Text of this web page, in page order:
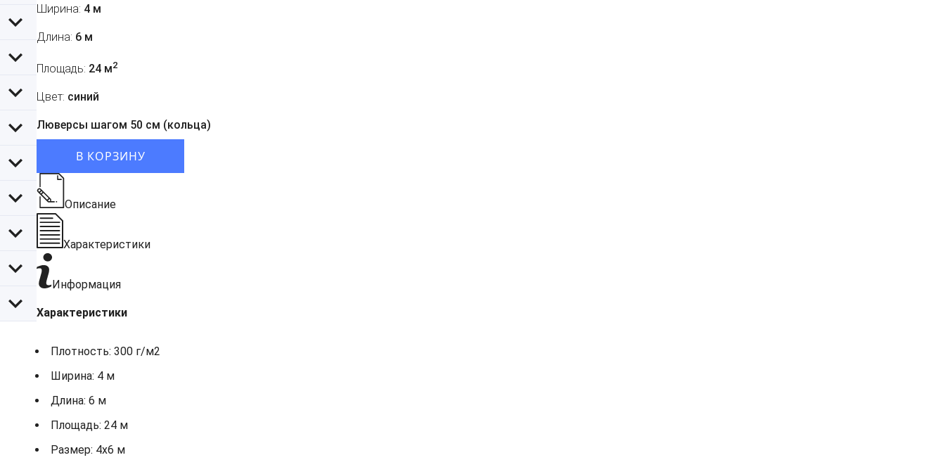
Ширина: 4 м
Длина: 6 м
Площадь: 24 м2
Цвет: синий
Люверсы шагом 50 см (кольца)
В КОРЗИНУ
Описание
Характеристики
Информация
Характеристики
Плотность: 300 г/м2
Ширина: 4 м
Длина: 6 м
Площадь: 24 м
Размер: 4х6 м